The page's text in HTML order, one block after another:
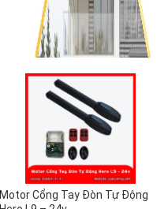
Motor Cổng Tay Đòn Tự Động